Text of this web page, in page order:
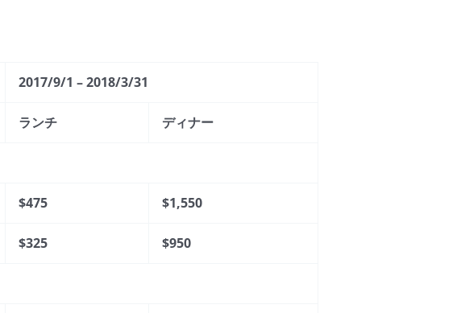
2017/9/1 – 2018/3/31
ランチ ディナー
$475 $1,550
$325 $950